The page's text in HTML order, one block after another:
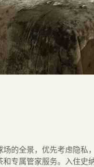
的全景，优先考虑隐私
专属管家服务。入住史